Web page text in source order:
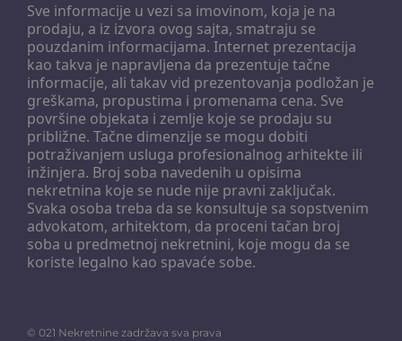
Sve informacije u vezi sa imovinom, koja je na
prodaju, a iz izvora ovog sajta, smatraju se
pouzdanim informacijama. Internet prezentacija
kao takva je napravljena da prezentuje tačne
informacije, ali takav vid prezentovanja podložan je
greškama, propustima i promenama cena. Sve
površine objekata i zemlje koje se prodaju su
približne. Tačne dimenzije se mogu dobiti
potraživanjem usluga profesionalnog arhitekte ili
inžinjera. Broj soba navedenih u opisima
nekretnina koje se nude nije pravni zaključak.
Svaka osoba treba da se konsultuje sa sopstvenim
advokatom, arhitektom, da proceni tačan broj
soba u predmetnoj nekretnini, koje mogu da se
koriste legalno kao spavaće sobe.
© 021 Nekretnine zadržava sva prava